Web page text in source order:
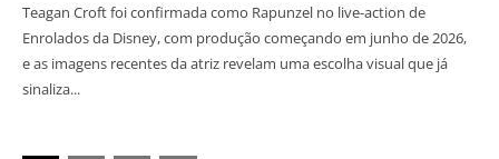
Teagan Croft foi confirmada como Rapunzel no live-action de
Enrolados da Disney, com produção começando em junho de 2026,
e as imagens recentes da atriz revelam uma escolha visual que já
sinaliza...